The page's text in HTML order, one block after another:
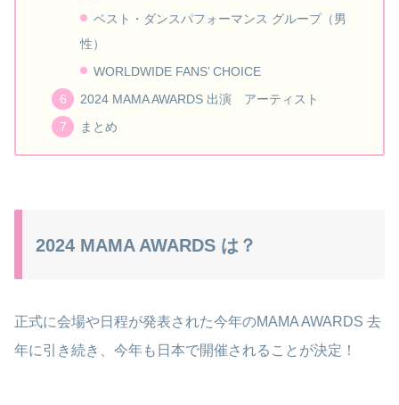
ベスト・ダンスパフォーマンス グループ（男
性）
WORLDWIDE FANS’ CHOICE
2024 MAMA AWARDS 出演 アーティスト
まとめ
2024 MAMA AWARDS は？
正式に会場や日程が発表された今年のMAMA AWARDS 去
年に引き続き、今年も日本で開催されることが決定！